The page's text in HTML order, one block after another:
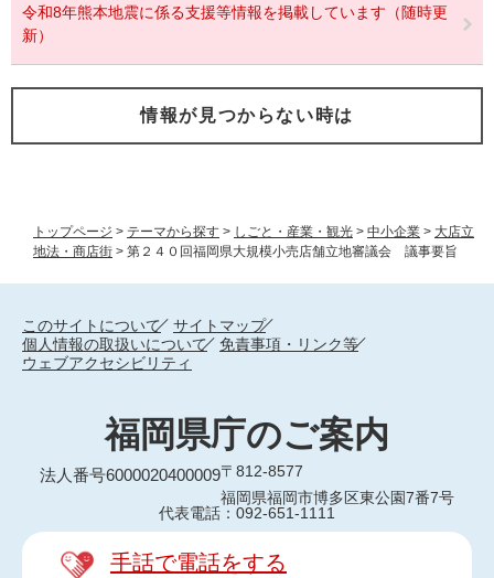
トップページ > テーマから探す > しごと・産業・観光 > 中小企業 > 大店立
地法・商店街 > 第２４０回福岡県大規模小売店舗立地審議会 議事要旨
令和8年熊本地震に係る支援等情報を掲載しています（随時更
新）
情報が見つからない時は
このサイトについて
サイトマップ
個人情報の取扱いについて
免責事項・リンク等
ウェブアクセシビリティ
福岡県庁のご案内
法人番号6000020400009〒812-8577
福岡県福岡市博多区東公園7番7号
代表電話：092-651-1111
手話で電話をする